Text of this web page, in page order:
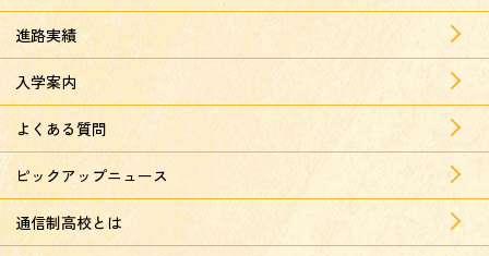
進路実績
入学案内
よくある質問
ピックアップニュース
通信制高校とは